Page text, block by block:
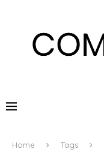
Home Tags